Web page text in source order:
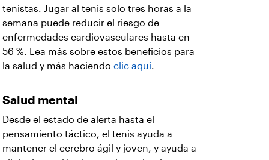
tenistas. Jugar al tenis solo tres horas a la
semana puede reducir el riesgo de
enfermedades cardiovasculares hasta en
56 %. Lea más sobre estos beneficios para
la salud y más haciendo clic aquí.
Salud mental
Desde el estado de alerta hasta el
pensamiento táctico, el tenis ayuda a
mantener el cerebro ágil y joven, y ayuda a